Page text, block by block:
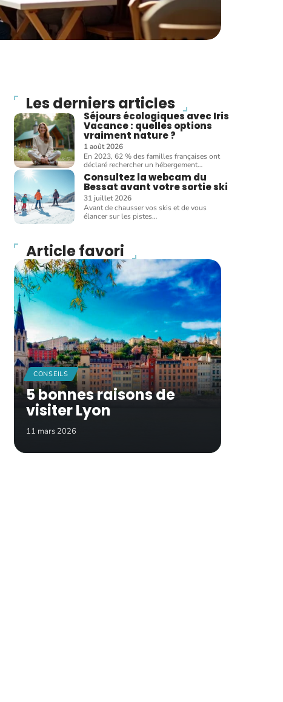
Les derniers articles
Séjours écologiques avec Iris
Vacance : quelles options
vraiment nature ?
1 août 2026
En 2023, 62 % des familles françaises ont
déclaré rechercher un hébergement…
Consultez la webcam du
Bessat avant votre sortie ski
31 juillet 2026
Avant de chausser vos skis et de vous
élancer sur les pistes…
Article favori
CONSEILS
5 bonnes raisons de
visiter Lyon
11 mars 2026